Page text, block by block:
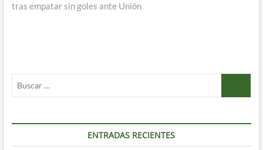
tras empatar sin goles ante Unión
ENTRADAS RECIENTES